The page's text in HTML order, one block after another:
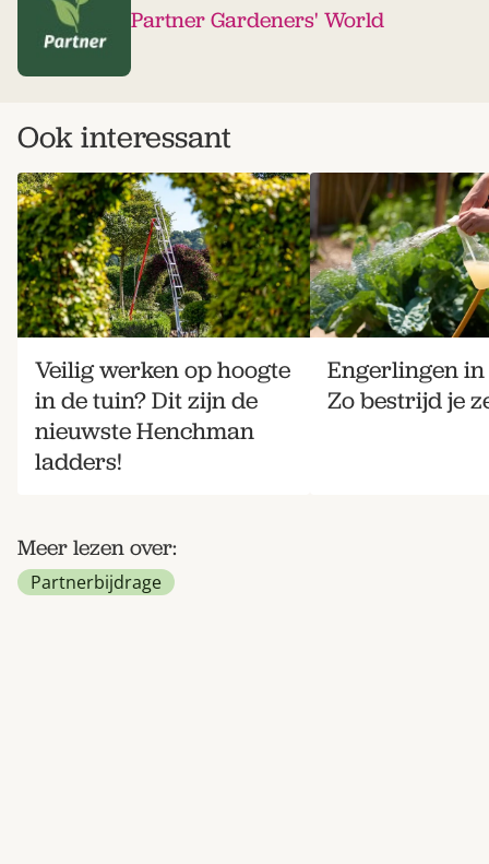
Partner Gardeners' World
Ook interessant
Veilig werken op hoogte
in de tuin? Dit zijn de
nieuwste Henchman
ladders!
Engerlingen
Zo bestrijd je
Meer lezen over:
Partnerbijdrage